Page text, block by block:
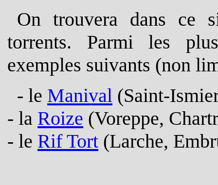
On trouvera dans ce
torrents. Parmi les
exemples suivants (non
- le Manival (Saint-
- la Roize (Voreppe,
- le Rif Tort (Larche,